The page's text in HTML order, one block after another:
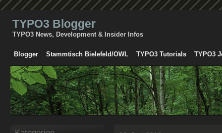
TYPO3 Blogger
TYPO3 News, Development & Insider Infos
Blogger Stammtisch Bielefeld/OWL TYPO3 Tutorials TYPO3